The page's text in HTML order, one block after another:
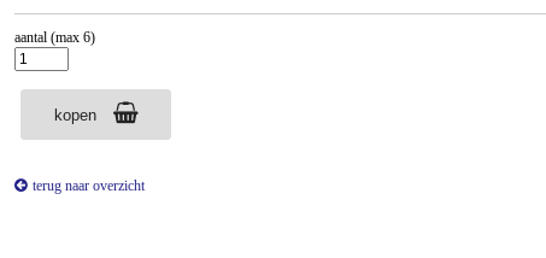
aantal (max 6)
kopen
terug naar overzicht